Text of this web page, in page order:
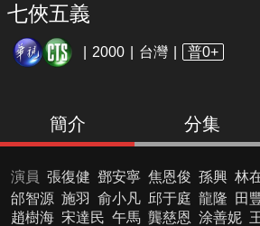
七俠五義
2000 台灣 普0+
簡介 分集
演員 張復健 鄧安寧 焦恩俊 孫興 林
邰智源 施羽 俞小凡 邱于庭 龍隆 田
趙樹海 宋達民 午馬 龔慈恩 涂善妮